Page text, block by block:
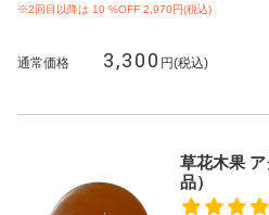
※2回目以降は 10 %OFF 2,970円(税込)
通常価格 3,300 円(税込)
草花木果
品）